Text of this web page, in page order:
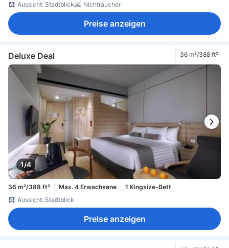
Aussicht: Stadtblick
Nichtraucher
Preise anzeigen
Deluxe Deal 36 m²/388 ft²
1/4
36 m²/388 ft² Max. 4 Erwachsene
1 Kingsize-Bett
Aussicht: Stadtblick
Preise anzeigen